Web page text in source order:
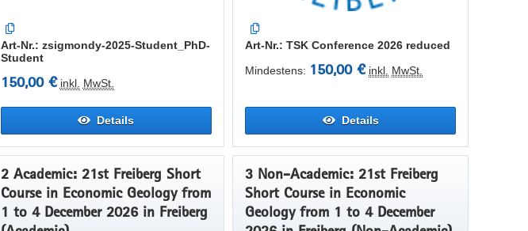
Art-Nr.: zsigmondy-2025-Student_PhD-
Student
150,00 € inkl. MwSt.
Details
Art-Nr.: TSK Conference 2026 reduced
Mindestens: 150,00 € inkl. MwSt.
Details
2 Academic: 21st Freiberg Short
Course in Economic Geology from
1 to 4 December 2026 in Freiberg
3 Non-Academic: 21st Freiberg
Short Course in Economic
Geology from 1 to 4 December